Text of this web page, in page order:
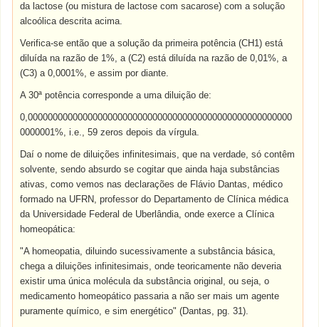
da lactose (ou mistura de lactose com sacarose) com a solução
alcoólica descrita acima.
Verifica-se então que a solução da primeira potência (CH1) está
diluída na razão de 1%, a (C2) está diluída na razão de 0,01%, a
(C3) a 0,0001%, e assim por diante.
A 30ª potência corresponde a uma diluição de:
0,00000000000000000000000000000000000000000000000000000
0000001%, i.e., 59 zeros depois da vírgula.
Daí o nome de diluições infinitesimais, que na verdade, só contêm
solvente, sendo absurdo se cogitar que ainda haja substâncias
ativas, como vemos nas declarações de Flávio Dantas, médico
formado na UFRN, professor do Departamento de Clínica médica
da Universidade Federal de Uberlândia, onde exerce a Clínica
homeopática:
"A homeopatia, diluindo sucessivamente a substância básica,
chega a diluições infinitesimais, onde teoricamente não deveria
existir uma única molécula da substância original, ou seja, o
medicamento homeopático passaria a não ser mais um agente
puramente químico, e sim energético" (Dantas, pg. 31).